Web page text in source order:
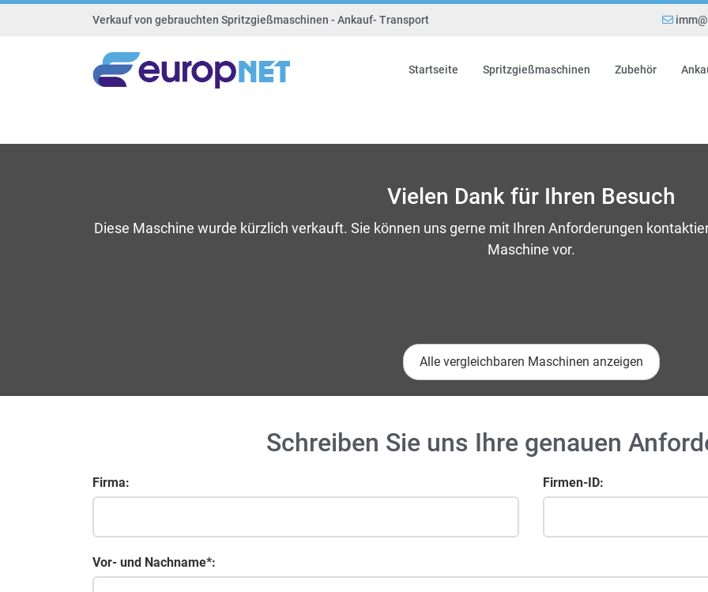
Verkauf von gebrauchten Spritzgießmaschinen - Ankauf- Transport
Startseite Spritzgießmaschinen Zubehör
Vielen Dank für Ihren Besuch
Diese Maschine wurde kürzlich verkauft. Sie können uns gerne mit Ihren Anforderungen
Maschine vor.
Alle vergleichbaren Maschinen anzeigen
Schreiben Sie uns Ihre genauen
Firma: Firmen-ID:
Vor- und Nachname*: